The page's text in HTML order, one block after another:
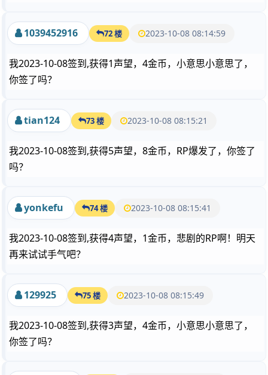
1039452916 72 楼 2023-10-08 08:14:59
我2023-10-08签到,获得1声望，4金币，小意思小意思了，
你签了吗？
tian124 73 楼 2023-10-08 08:15:21
我2023-10-08签到,获得5声望，8金币，RP爆发了，你签了
吗？
yonkefu 74 楼 2023-10-08 08:15:41
我2023-10-08签到,获得4声望，1金币，悲剧的RP啊！明天
再来试试手气吧？
129925 75 楼 2023-10-08 08:15:49
我2023-10-08签到,获得3声望，4金币，小意思小意思了，
你签了吗？